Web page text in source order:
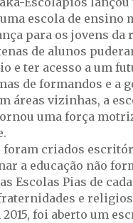
escola de ensino
para os jovens da
de alunos
e ter acesso a um
de formandos e a
áreas vizinhas, a
uma força
foram criados
a educação não
Escolas Pias de
e
foi aberto um